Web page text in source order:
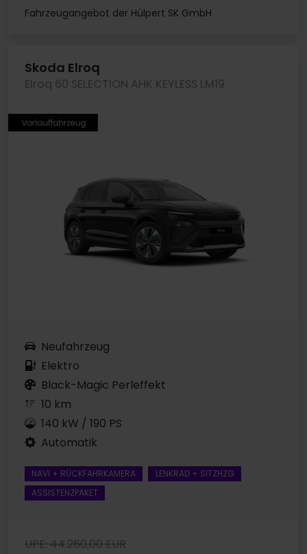
Fahrzeugangebot der Hülpert SK GmbH
Skoda Elroq
Elroq 60 SELECTION AHK KEYLESS LM19
Neufahrzeug
Elektro
Black-Magic Perleffekt
10 km
140 kW / 190 PS
Automatik
NAVI + RÜCKFAHRKAMERA
LENKRAD + SITZHZG
ASSISTENZPAKET
UPE: 44.260,00 EUR